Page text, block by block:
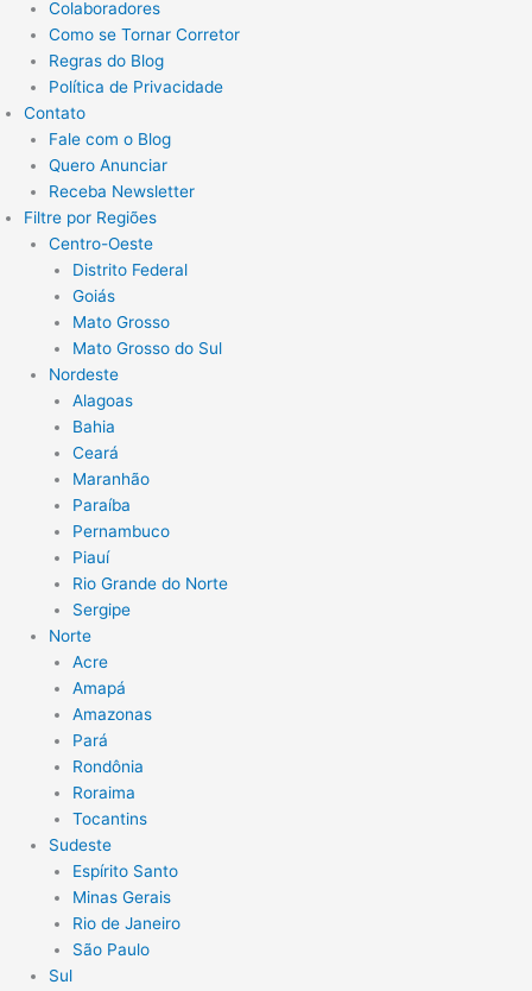
Colaboradores
Como se Tornar Corretor
Regras do Blog
Política de Privacidade
Contato
Fale com o Blog
Quero Anunciar
Receba Newsletter
Filtre por Regiões
Centro-Oeste
Distrito Federal
Goiás
Mato Grosso
Mato Grosso do Sul
Nordeste
Alagoas
Bahia
Ceará
Maranhão
Paraíba
Pernambuco
Piauí
Rio Grande do Norte
Sergipe
Norte
Acre
Amapá
Amazonas
Pará
Rondônia
Roraima
Tocantins
Sudeste
Espírito Santo
Minas Gerais
Rio de Janeiro
São Paulo
Sul